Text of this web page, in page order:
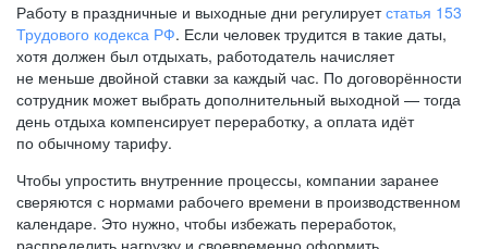
Работу в праздничные и выходные дни регулируетстатья 153
Трудового кодекса РФ. Если человек трудится в такие даты,
хотя должен был отдыхать, работодатель начисляет
не меньше двойной ставки за каждый час. По договорённости
сотрудник может выбрать дополнительный выходной — тогда
день отдыха компенсирует переработку, а оплата идёт
по обычному тарифу.
Чтобы упростить внутренние процессы, компании заранее
сверяются с нормами рабочего времени в производственном
календаре. Это нужно, чтобы избежать переработок,
распределить нагрузку и своевременно оформить